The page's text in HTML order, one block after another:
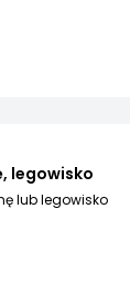
legowisko
lub legowisko